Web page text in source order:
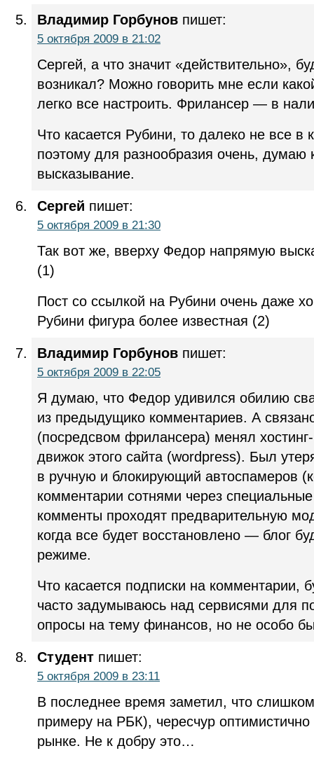
Владимир Горбунов пишет:
5 октября 2009 в 21:02
Сергей, а что значит «действительно»,
возникал? Можно говорить мне если
легко все настроить. Фрилансер — в
Что касается Рубини, то далеко не все
поэтому для разнообразия очень, думаю
высказывание.
Сергей пишет:
5 октября 2009 в 21:30
Так вот же, вверху Федор напрямую
(1)
Пост со ссылкой на Рубини очень даже
Рубини фигура более известная (2)
Владимир Горбунов пишет:
5 октября 2009 в 22:05
Я думаю, что Федор удивился обилию
из предыдущико комментариев. А
(посредсвом фрилансера) менял
движок этого сайта (wordpress). Был
в ручную и блокирующий автоспамеров
комментарии сотнями через
комменты проходят предварительную
когда все будет восстановлено — блог
режиме.
Что касается подписки на комментарии,
часто задумываюсь над сервисями для
опросы на тему финансов, но не особо
Студент пишет:
5 октября 2009 в 23:11
В последнее время заметил, что
примеру на РБК), чересчур
рынке. Не к добру это…